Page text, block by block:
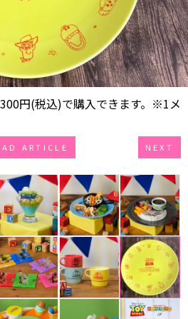
円(税込)で購入できます。※1メ
ARTICLE NEXT